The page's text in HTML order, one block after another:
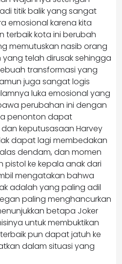
titik balik yang sangat
emosional karena kita
terbaik kota ini berubah
memutuskan nasib orang
telah dirusak sehingga
transformasi yang
juga sangat logis
luka emosional yang
perubahan ini dengan
penonton dapat
keputusasaan Harvey
dapat lagi membedakan
dendam, dan momen
pistol ke kepala anak dari
mengatakan bahwa
adalah yang paling adil
paling menghancurkan
betapa Joker
untuk membuktikan
pun dapat jatuh ke
dalam situasi yang